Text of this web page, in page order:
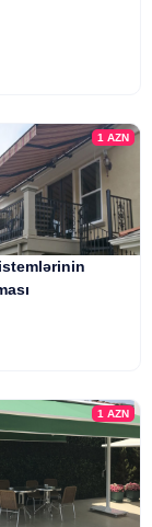
1 AZN
1 AZN